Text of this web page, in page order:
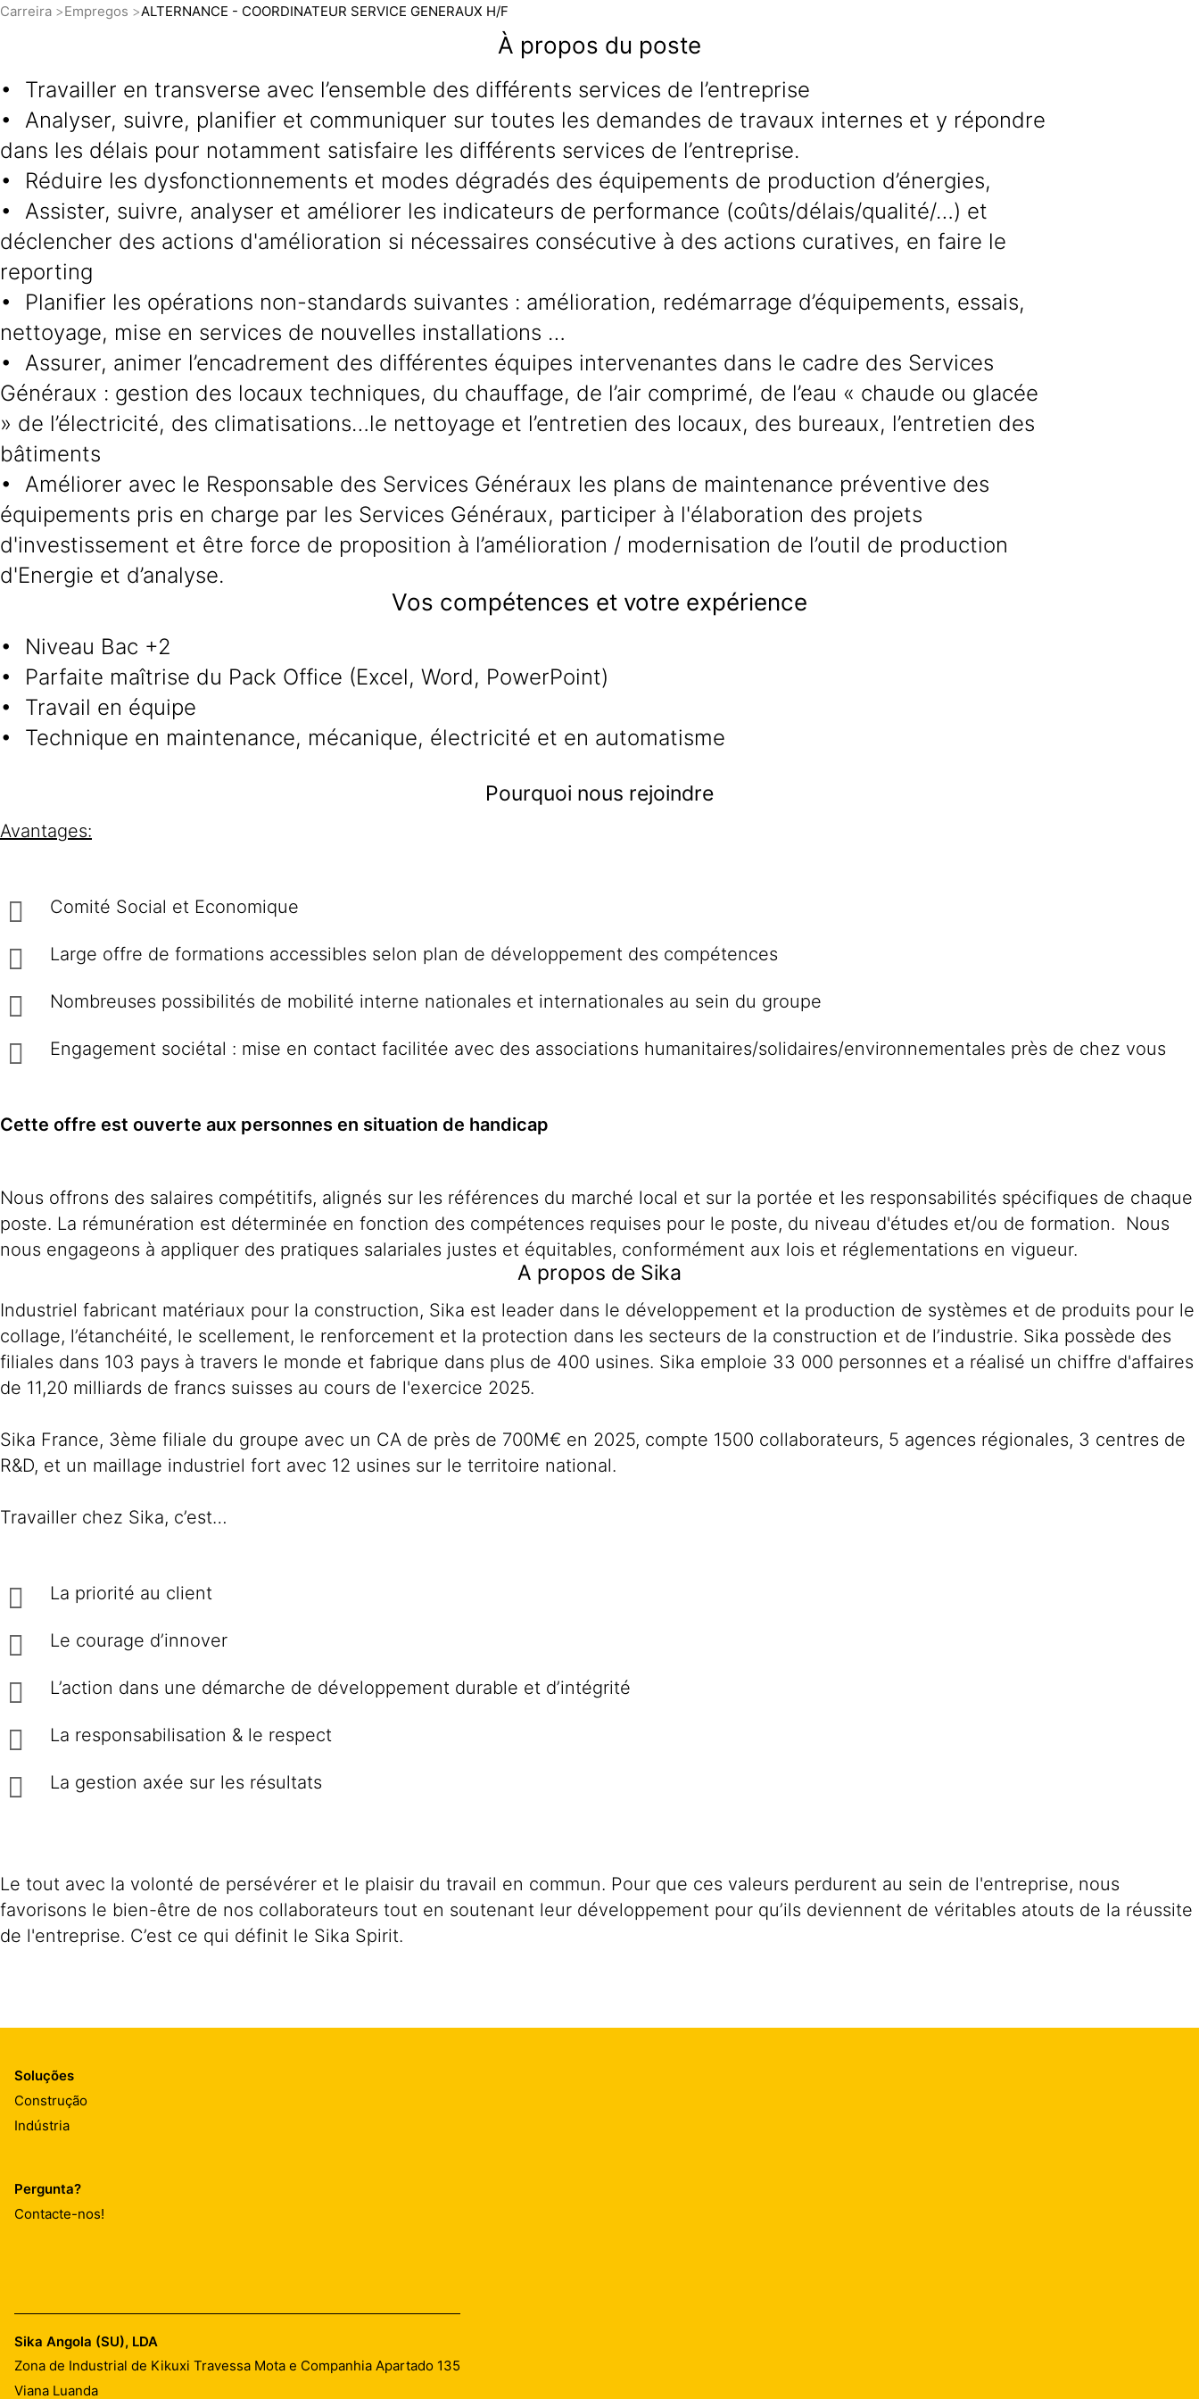
Carreira Empregos ALTERNANCE - COORDINATEUR SERVICE GENERAUX H/F
À propos du poste
• Travailler en transverse avec l’ensemble des différents services de l’entreprise
• Analyser, suivre, planifier et communiquer sur toutes les demandes de travaux internes et y répondre
dans les délais pour notamment satisfaire les différents services de l’entreprise.
• Réduire les dysfonctionnements et modes dégradés des équipements de production d’énergies,
• Assister, suivre, analyser et améliorer les indicateurs de performance (coûts/délais/qualité/…) et
déclencher des actions d'amélioration si nécessaires consécutive à des actions curatives, en faire le
reporting
• Planifier les opérations non-standards suivantes : amélioration, redémarrage d’équipements, essais,
nettoyage, mise en services de nouvelles installations …
• Assurer, animer l’encadrement des différentes équipes intervenantes dans le cadre des Services
Généraux : gestion des locaux techniques, du chauffage, de l’air comprimé, de l’eau « chaude ou glacée
» de l’électricité, des climatisations…le nettoyage et l’entretien des locaux, des bureaux, l’entretien des
bâtiments
• Améliorer avec le Responsable des Services Généraux les plans de maintenance préventive des
équipements pris en charge par les Services Généraux, participer à l'élaboration des projets
d'investissement et être force de proposition à l’amélioration / modernisation de l’outil de production
d'Energie et d’analyse.
Vos compétences et votre expérience
• Niveau Bac +2
• Parfaite maîtrise du Pack Office (Excel, Word, PowerPoint)
• Travail en équipe
• Technique en maintenance, mécanique, électricité et en automatisme
Pourquoi nous rejoindre
Avantages:
Comité Social et Economique
Large offre de formations accessibles selon plan de développement des compétences
Nombreuses possibilités de mobilité interne nationales et internationales au sein du groupe
Engagement sociétal : mise en contact facilitée avec des associations humanitaires/solidaires/environnementales près de chez vous
Cette offre est ouverte aux personnes en situation de handicap
Nous offrons des salaires compétitifs, alignés sur les références du marché local et sur la portée et les responsabilités spécifiques de chaque
poste. La rémunération est déterminée en fonction des compétences requises pour le poste, du niveau d'études et/ou de formation. Nous
nous engageons à appliquer des pratiques salariales justes et équitables, conformément aux lois et réglementations en vigueur.
A propos de Sika
Industriel fabricant matériaux pour la construction, Sika est leader dans le développement et la production de systèmes et de produits pour le
collage, l’étanchéité, le scellement, le renforcement et la protection dans les secteurs de la construction et de l’industrie. Sika possède des
filiales dans 103 pays à travers le monde et fabrique dans plus de 400 usines. Sika emploie 33 000 personnes et a réalisé un chiffre d'affaires
de 11,20 milliards de francs suisses au cours de l'exercice 2025.
Sika France, 3ème filiale du groupe avec un CA de près de 700M€ en 2025, compte 1500 collaborateurs, 5 agences régionales, 3 centres de
R&D, et un maillage industriel fort avec 12 usines sur le territoire national.
Travailler chez Sika, c’est…
La priorité au client
Le courage d’innover
L’action dans une démarche de développement durable et d’intégrité
La responsabilisation & le respect
La gestion axée sur les résultats
Le tout avec la volonté de persévérer et le plaisir du travail en commun. Pour que ces valeurs perdurent au sein de l'entreprise, nous
favorisons le bien-être de nos collaborateurs tout en soutenant leur développement pour qu’ils deviennent de véritables atouts de la réussite
de l'entreprise. C’est ce qui définit le Sika Spirit.
Soluções
Construção
Indústria
Pergunta?
Contacte-nos!
Sika Angola (SU), LDA
Zona de Industrial de Kikuxi Travessa Mota e Companhia Apartado 135
Viana Luanda